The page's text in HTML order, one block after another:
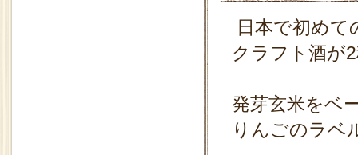
日本で初めて
クラフト酒が
発芽玄米をベ
りんごのラベ